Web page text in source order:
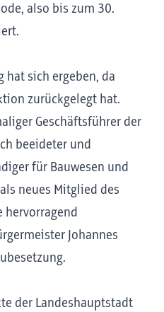
also bis zum 30.
hat sich ergeben, da
zurückgelegt hat.
Geschäftsführer der
beeideter und
für Bauwesen und
neues Mitglied des
hervorragend
Johannes
der Landeshauptstadt